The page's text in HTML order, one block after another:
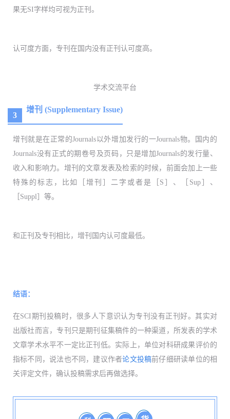
果无SI字样均可视为正刊。
认可度方面，专刊在国内没有正刊认可度高。
学术交流平台
3
增刊 (Supplementary Issue)
增刊就是在正常的Journals以外增加发行的一Journals物。国内的
Journals没有正式的期卷号及页码，只是增加Journals的发行量、
收入和影响力。增刊的文章发表及检索的时候，前面会加上一些
特殊的标志，比如［增刊］二字或者是［S］、［Sup］、
［Suppl］等。
和正刊及专刊相比，增刊国内认可度最低。
结语：
在SCI期刊投稿时，很多人下意识认为专刊没有正刊好。其实对
出版社而言，专刊只是期刊征集稿件的一种渠道，所发表的学术
文章学术水平不一定比正刊低。实际上，单位对科研成果评价的
指标不同，说法也不同，建议作者论文投稿前仔细研读单位的相
关评定文件，确认投稿需求后再做选择。